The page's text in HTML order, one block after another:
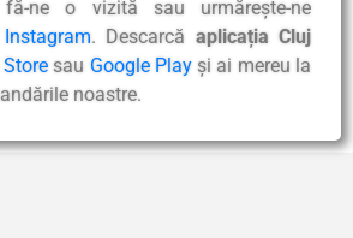
fă-ne o vizită sau urmărește-ne
Instagram. Descarcă aplicația Cluj
sau Google Playși ai mereu la
noastre.